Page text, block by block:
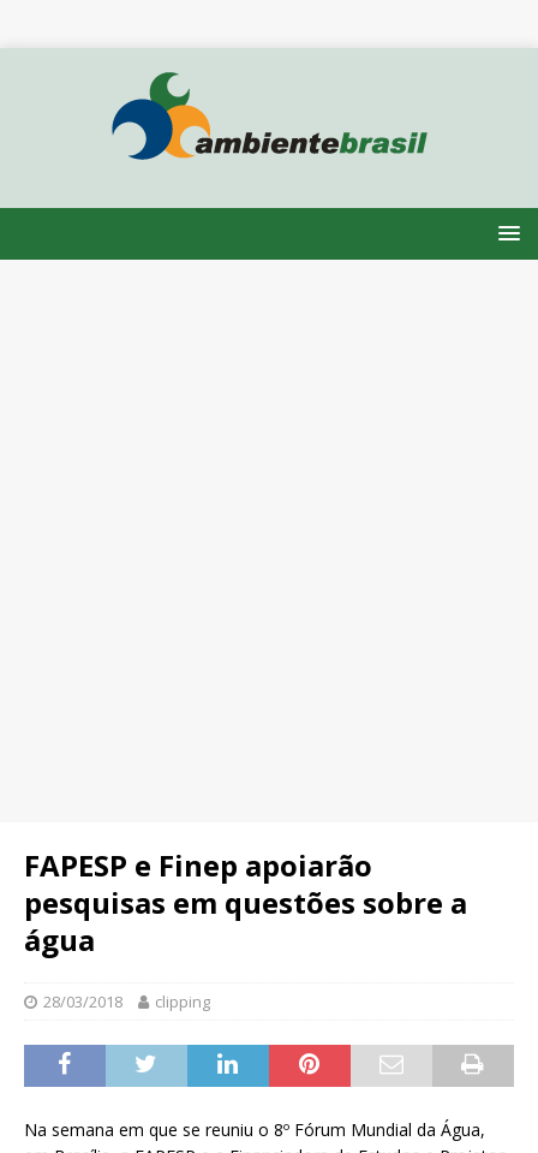
FAPESP e Finep apoiarão
pesquisas em questões sobre a
água
28/03/2018 clipping
Na semana em que se reuniu o 8º Fórum Mundial da Água,